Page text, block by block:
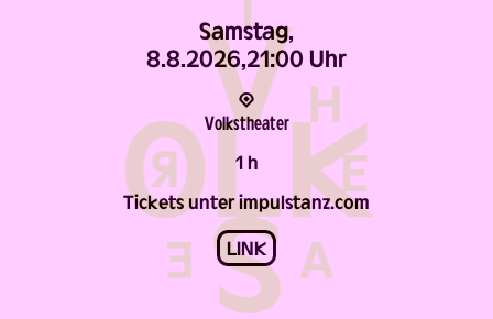
Samstag,
8.8.2026, 21:00 Uhr
1 h
Volks­theater
Tickets unter impulstanz.com
LINK